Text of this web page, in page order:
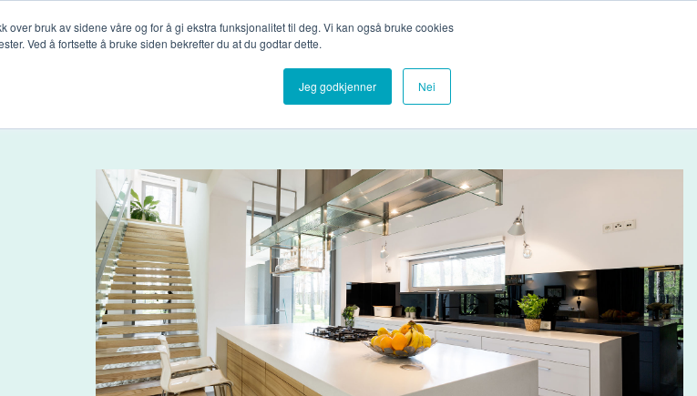
over bruk av sidene våre og for å gi ekstra funksjonalitet til deg. Vi kan også bruke cookies
Ved å fortsette å bruke siden bekrefter du at du godtar dette.
Jeg godkjenner Nei
Profesjonelle GlassbilioteketOm oss